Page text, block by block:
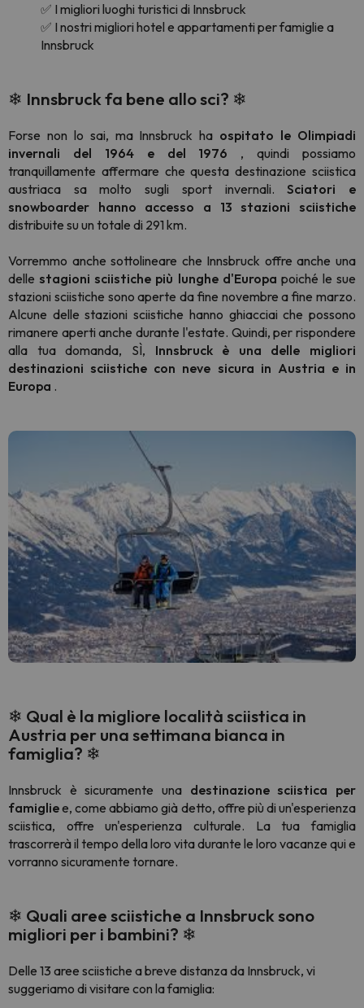
✅ I migliori luoghi turistici di Innsbruck
✅ I nostri migliori hotel e appartamenti per famiglie a
Innsbruck
❄ Innsbruck fa bene allo sci? ❄
Forse non lo sai, ma Innsbruck ha ospitato le Olimpiadi
invernali del 1964 e del 1976 , quindi possiamo
tranquillamente affermare che questa destinazione sciistica
austriaca sa molto sugli sport invernali.Sciatori e
snowboarder hanno accesso a 13 stazioni sciistiche
distribuite su un totale di 291 km.
Vorremmo anche sottolineare che Innsbruck offre anche una
delle stagioni sciistiche più lunghe d'Europa poiché le sue
stazioni sciistiche sono aperte da fine novembre a fine marzo.
Alcune delle stazioni sciistiche hanno ghiacciai che possono
rimanere aperti anche durante l'estate. Quindi, per rispondere
alla tua domanda, SÌ, Innsbruck è una delle migliori
destinazioni sciistiche con neve sicura in Austria e in
Europa .
❄ Qual è la migliore località sciistica in
Austria per una settimana bianca in
famiglia? ❄
Innsbruck è sicuramente una destinazione sciistica per
famigliee, come abbiamo già detto, offre più di un'esperienza
sciistica, offre un'esperienza culturale. La tua famiglia
trascorrerà il tempo della loro vita durante le loro vacanze qui e
vorranno sicuramente tornare.
❄ Quali aree sciistiche a Innsbruck sono
migliori per i bambini? ❄
Delle 13 aree sciistiche a breve distanza da Innsbruck, vi
suggeriamo di visitare con la famiglia: